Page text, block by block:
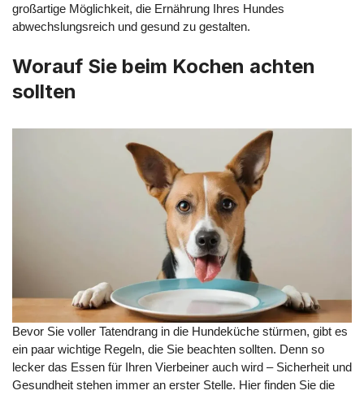
großartige Möglichkeit, die Ernährung Ihres Hundes
abwechslungsreich und gesund zu gestalten.
Worauf Sie beim Kochen achten
sollten
Bevor Sie voller Tatendrang in die Hundeküche stürmen, gibt es
ein paar wichtige Regeln, die Sie beachten sollten. Denn so
lecker das Essen für Ihren Vierbeiner auch wird – Sicherheit und
Gesundheit stehen immer an erster Stelle. Hier finden Sie die